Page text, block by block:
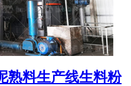
熟料生产线生料粉